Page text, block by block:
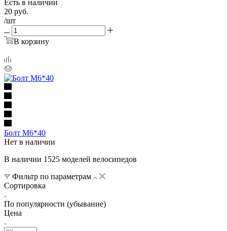
Есть в наличии
20 руб.
/шт
В корзину
Болт М6*40
Нет в наличии
В наличии 1525 моделей велосипедов
Фильтр по параметрам
Сортировка
По популярности (убывание)
Цена